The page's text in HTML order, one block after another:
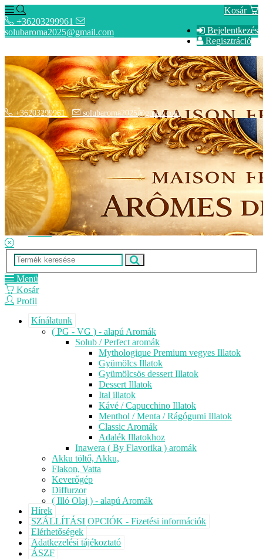
Kosár
Bejelentkezés
Regisztráció
+36203299961
solubaroma2025@gmail.com
Hírek
SZÁLLÍTÁSI OPCIÓK - Fizetési információk
Elérhetőségek
Adatkezelési tájékoztató
ÁSZF
+36203299961 solubaroma2025@gmail.com
Menü
Kosár
Profil
Kínálatunk
( PG - VG ) - alapú Aromák
Solub / Perfect aromák
Mythologique Premium vegyes Illatok
Gyümölcs Illatok
Gyümölcsös dessert Illatok
Dessert Illatok
Ital illatok
Kávé / Capucchino Illatok
Menthol / Menta / Rágógumi Illatok
Classic Aromák
Adalék Illatokhoz
Inawera ( By Flavorika ) aromák
Akku töltő, Akku,
Flakon, Vatta
Keverőgép
Diffurzor
( Illó Olaj ) - alapú Aromák
Hírek
SZÁLLÍTÁSI OPCIÓK - Fizetési információk
Elérhetőségek
Adatkezelési tájékoztató
ÁSZF